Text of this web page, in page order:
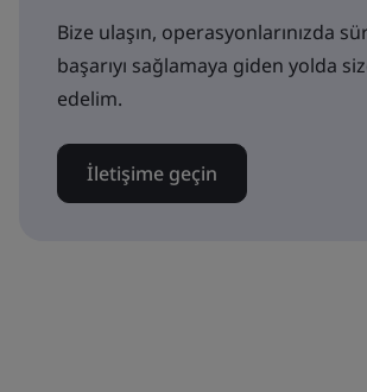
Bize ulaşın, operasyonlarınızda
başarıyı sağlamaya giden yolda
edelim.
İletişime geçin